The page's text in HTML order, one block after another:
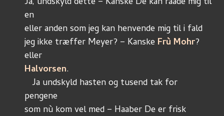
en
eller anden som jeg kan henvende mig til i fald
jeg ikke træffer Meyer? – Kanske Frù Mohr?
eller
Halvorsen.
pengene
som nù kom vel med – Haaber De er frisk